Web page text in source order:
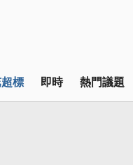
標 即時 熱門議題